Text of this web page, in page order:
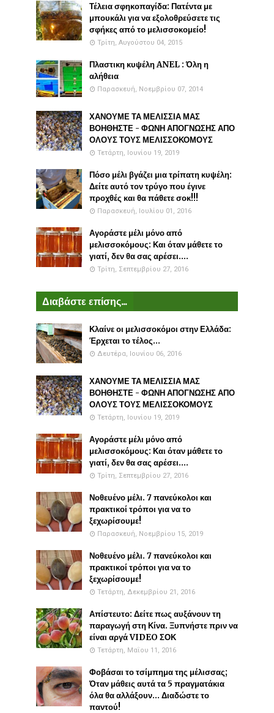
Τέλεια σφηκοπαγίδα: Πατέντα με
μπουκάλι για να εξολοθρεύσετε τις
σφήκες από το μελισσοκομείο!
Τρίτη, Αυγούστου 04, 2015
Πλαστικη κυψέλη ANEL : Όλη η
αλήθεια
Παρασκευή, Νοεμβρίου 07, 2014
ΧΑΝΟΥΜΕ ΤΑ ΜΕΛΙΣΣΙΑ ΜΑΣ
ΒΟΗΘΗΣΤΕ - ΦΩΝΗ ΑΠΟΓΝΩΣΗΣ ΑΠΟ
ΟΛΟΥΣ ΤΟΥΣ ΜΕΛΙΣΣΟΚΟΜΟΥΣ
Τετάρτη, Ιουνίου 19, 2019
Πόσο μέλι βγάζει μια τρίπατη κυψέλη:
Δείτε αυτό τον τρύγο που έγινε
προχθές και θα πάθετε σοκ!!!
Παρασκευή, Ιουλίου 01, 2016
Αγοράστε μέλι μόνο από
μελισσοκόμους: Και όταν μάθετε το
γιατί, δεν θα σας αρέσει....
Τρίτη, Σεπτεμβρίου 27, 2016
Διαβάστε επίσης...
Κλαίνε οι μελισσοκόμοι στην Ελλάδα:
Έρχεται το τέλος...
Δευτέρα, Ιουνίου 06, 2016
ΧΑΝΟΥΜΕ ΤΑ ΜΕΛΙΣΣΙΑ ΜΑΣ
ΒΟΗΘΗΣΤΕ - ΦΩΝΗ ΑΠΟΓΝΩΣΗΣ ΑΠΟ
ΟΛΟΥΣ ΤΟΥΣ ΜΕΛΙΣΣΟΚΟΜΟΥΣ
Τετάρτη, Ιουνίου 19, 2019
Αγοράστε μέλι μόνο από
μελισσοκόμους: Και όταν μάθετε το
γιατί, δεν θα σας αρέσει....
Τρίτη, Σεπτεμβρίου 27, 2016
Νοθευένο μέλι. 7 πανεύκολοι και
πρακτικοί τρόποι για να το
ξεχωρίσουμε!
Παρασκευή, Νοεμβρίου 15, 2019
Νοθευένο μέλι. 7 πανεύκολοι και
πρακτικοί τρόποι για να το
ξεχωρίσουμε!
Τετάρτη, Δεκεμβρίου 21, 2016
Απίστευτο: Δείτε πως αυξάνουν τη
παραγωγή στη Κίνα. Ξυπνήστε πριν να
είναι αργά VIDEO ΣΟΚ
Τετάρτη, Μαΐου 11, 2016
Φοβάσαι το τσίμπημα της μέλισσας;
Όταν μάθεις αυτά τα 5 πραγματάκια
όλα θα αλλάξουν... Διαδώστε το
παντού!